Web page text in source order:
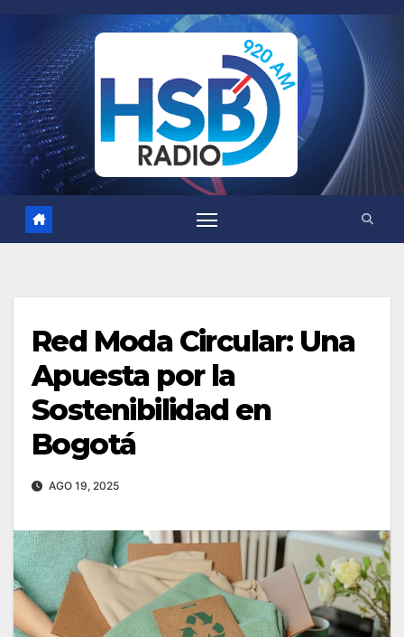
contenido
Red Moda Circular: Una
Apuesta por la
Sostenibilidad en
Bogotá
AGO 19, 2025